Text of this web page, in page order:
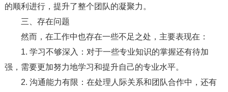
的顺利进行，提升了整个团队的凝聚力。
三、存在问题
然而，在工作中也存在一些不足之处，主要表现在：
1. 学习不够深入：对于一些专业知识的掌握还有待加
强，需要更加努力地学习和提升自己的专业水平。
2. 沟通能力有限：在处理人际关系和团队合作中，还有